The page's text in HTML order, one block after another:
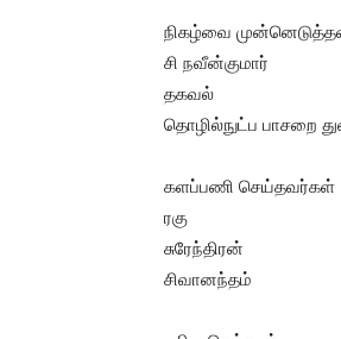
நிகழ்வை
சி நவீன்குமார்
தகவல்
தொழில்நுட்ப பாசறை
களப்பணி செய்தவர்கள்
ரகு
சுரேந்திரன்
சிவானந்தம்